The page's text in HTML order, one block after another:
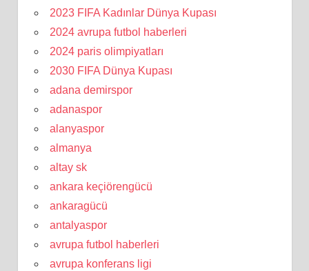
2023 FIFA Kadınlar Dünya Kupası
2024 avrupa futbol haberleri
2024 paris olimpiyatları
2030 FIFA Dünya Kupası
adana demirspor
adanaspor
alanyaspor
almanya
altay sk
ankara keçiörengücü
ankaragücü
antalyaspor
avrupa futbol haberleri
avrupa konferans ligi